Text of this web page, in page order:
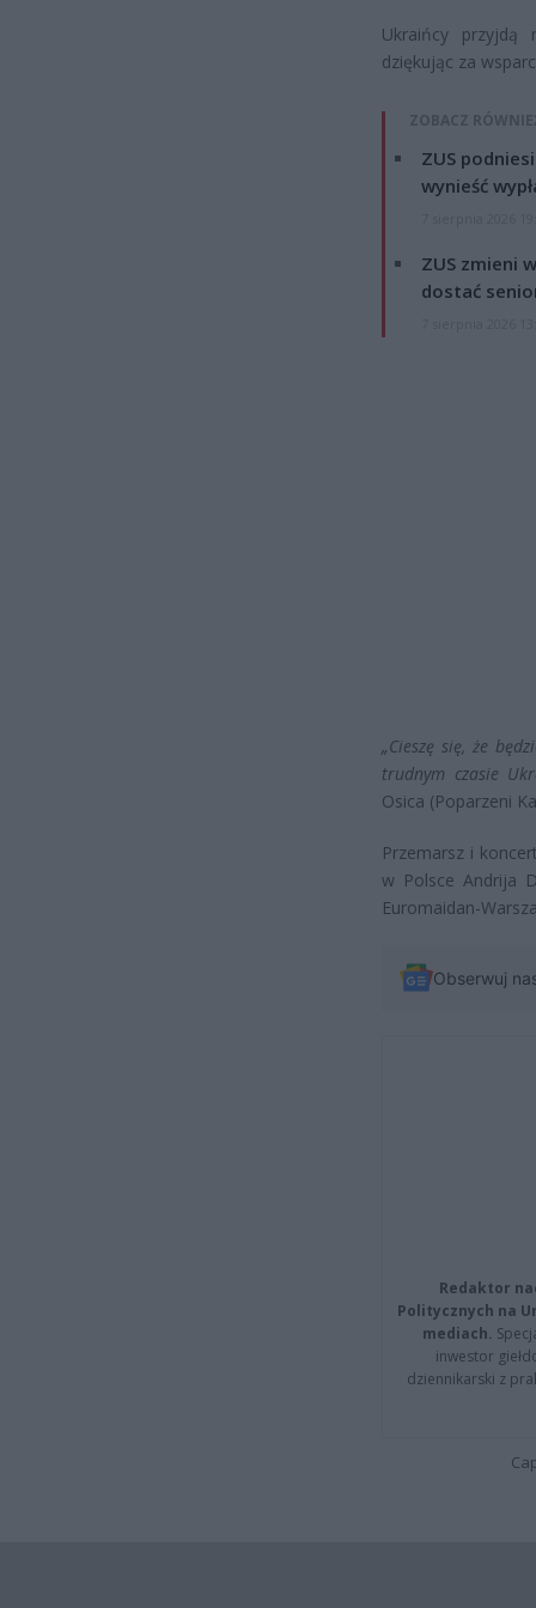
Ukraińcy przyjdą
dziękując za
ZOBACZ
ZUS
wynieść
ZUS zmieni
dostać
„Cieszę się, że
trudnym czasie
Osica (Poparzeni
Przemarsz i
w Polsce Andrija
Euromaidan-
Obserwuj
Redaktor
Politycznych na
mediach.
inwestor
dziennikarski z